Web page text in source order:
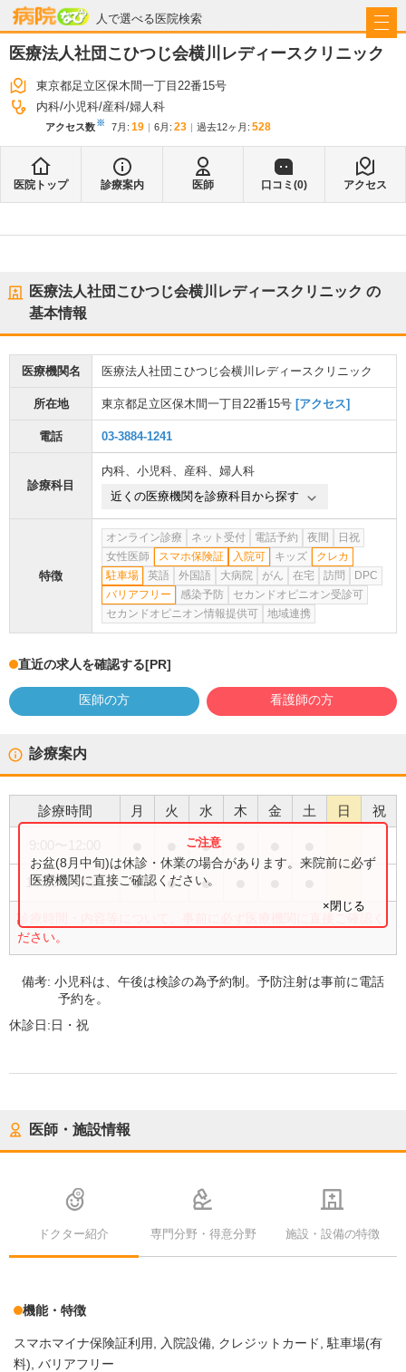
人で選べる医院検索
病院なび
医療法人社団こひつじ会横川レディースクリニック
東京都足立区保木間一丁目22番15号
内科 小児科 産科 婦人科
アクセス数※ 7月 : 19 6月 : 23 過去12ヶ月: 528
医院トップ 診療案内 医師 口コミ(0) アクセス
医療法人社団こひつじ会横川レディースクリニック の
基本情報
医療機関名 医療法人社団こひつじ会横川レディースクリニック
所在地 東京都足立区保木間一丁目22番15号 [アクセス]
電話 03-3884-1241
診療科目
内科、 小児科、 産科、 婦人科
近くの医療機関を診療科目から探す
特徴
オンライン診療 ネット受付 電話予約 夜間
日祝
女性医師
スマホ保険証 入院可 キッズ
クレカ
駐車場
英語 外国語 大病院 がん 在宅 訪問
DPC
バリアフリー
感染予防
セカンドオピニオン受診可
セカンドオピニオン情報提供可
地域連携
直近の求人を確認する[PR]
医師の方 看護師の方
診療案内
診療時間 月 火 水 木 金 土 日 祝
●
14:00〜17:30 ● ● ●
診療時間・内容等について、事前に必ず医療機関に直接ご確認く
ださい。
お盆(8月中旬)は休診・休業の場合があります。来院前に必ず
医療機関に直接ご確認ください。
×閉じる
備考:小児科は、午後は検診の為予約制。予防注射は事前に電話
予約を。
休診日:日・祝
医師・施設情報
ドクター紹介 専門分野・得意分野 施設・設備の特徴
機能・特徴
スマホマイナ保険証利用 入院設備 クレジットカード
駐車場(有
料) バリアフリー